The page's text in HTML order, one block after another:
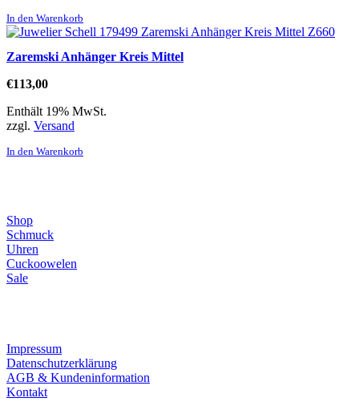
In den Warenkorb
Zaremski Anhänger Kreis Mittel
€113,00
Enthält 19% MwSt.
zzgl. Versand
In den Warenkorb
Shop
Schmuck
Uhren
Cuckoowelen
Sale
Impressum
Datenschutzerklärung
AGB & Kundeninformation
Kontakt